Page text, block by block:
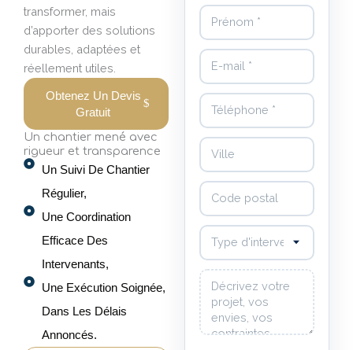
transformer, mais
d’apporter des solutions
durables, adaptées et
réellement utiles.
Obtenez Un Devis
Gratuit
Un chantier mené avec
rigueur et transparence
Un Suivi De Chantier
Régulier,
Une Coordination
Efficace Des
Intervenants,
Une Exécution Soignée,
Dans Les Délais
Annoncés.
Prénom
E-mail
Téléphone
Ville
Code postal
Type d'intervention souhaité
Votre message